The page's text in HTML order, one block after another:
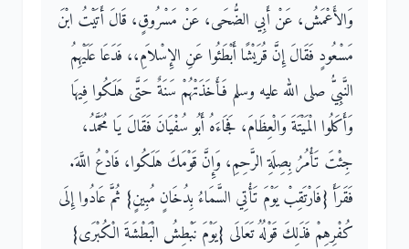
وَالأَعْمَشُ، عَنْ أَبِي الضُّحَى، عَنْ مَسْرُوقٍ، قَالَ أَتَيْتُ ابْنَ
مَسْعُودٍ فَقَالَ إِنَّ قُرَيْشًا أَبْطَئُوا عَنِ الإِسْلاَمِ،، فَدَعَا عَلَيْهِمُ
النَّبِيُّ صلى الله عليه وسلم فَأَخَذَتْهُمْ سَنَةٌ حَتَّى هَلَكُوا فِيهَا
وَأَكَلُوا الْمَيْتَةَ وَالْعِظَامَ، فَجَاءَهُ أَبُو سُفْيَانَ فَقَالَ يَا مُحَمَّدُ،
جِئْتَ تَأْمُرُ بِصِلَةِ الرَّحِمِ، وَإِنَّ قَوْمَكَ هَلَكُوا، فَادْعُ اللَّهَ‏.‏
فَقَرَأَ ‏{‏فَارْتَقِبْ يَوْمَ تَأْتِي السَّمَاءُ بِدُخَانٍ مُبِينٍ‏}‏ ثُمَّ عَادُوا إِلَى
كُفْرِهِمْ فَذَلِكَ قَوْلُهُ تَعَالَى ‏{‏يَوْمَ نَبْطِشُ الْبَطْشَةَ الْكُبْرَى‏}‏